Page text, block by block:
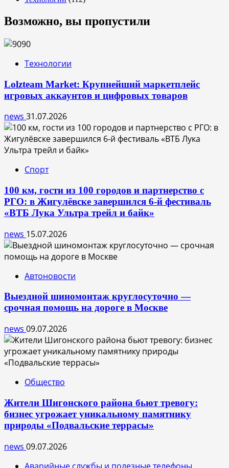
Возможно, вы пропустили
Технологии
Lolzteam Market: Крупнейший маркетплейс
игровых аккаунтов и цифровых товаров
news 31.07.2026
Спорт
100 км, гости из 100 городов и партнерство с
РГО: в Жигулёвске завершился 6-й фестиваль
«ВТБ Лука Ультра трейл и байк»
news 15.07.2026
Автоновости
Выездной шиномонтаж круглосуточно —
срочная помощь на дороге в Москве
news 09.07.2026
Общество
Жители Шигонского района бьют тревогу:
бизнес угрожает уникальному памятнику
природы «Подвальские террасы»
news 09.07.2026
Аварийные службы и полезные телефоны